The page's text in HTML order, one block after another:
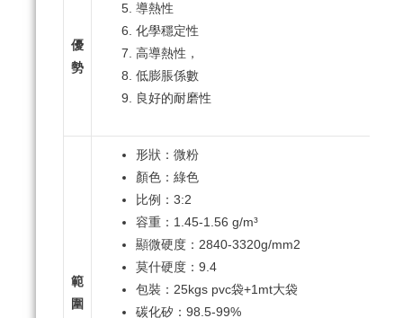
優
勢
導熱性
化學穩定性
高導熱性，
低膨脹係數
良好的耐磨性
範
圍
形狀：微粉
顏色：綠色
比例：3:2
容重：1.45-1.56 g/m³
顯微硬度：2840-3320g/mm2
莫什硬度：9.4
包裝：25kgs pvc袋+1mt大袋
碳化矽：98.5-99%